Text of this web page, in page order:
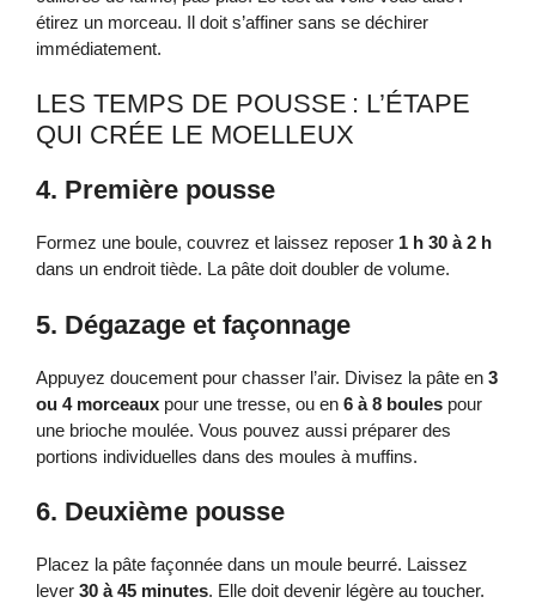
étirez un morceau. Il doit s’affiner sans se déchirer
immédiatement.
LES TEMPS DE POUSSE : L’ÉTAPE
QUI CRÉE LE MOELLEUX
4. Première pousse
Formez une boule, couvrez et laissez reposer 1 h 30 à 2 h
dans un endroit tiède. La pâte doit doubler de volume.
5. Dégazage et façonnage
Appuyez doucement pour chasser l’air. Divisez la pâte en 3
ou 4 morceaux pour une tresse, ou en 6 à 8 boules pour
une brioche moulée. Vous pouvez aussi préparer des
portions individuelles dans des moules à muffins.
6. Deuxième pousse
Placez la pâte façonnée dans un moule beurré. Laissez
lever 30 à 45 minutes. Elle doit devenir légère au toucher.